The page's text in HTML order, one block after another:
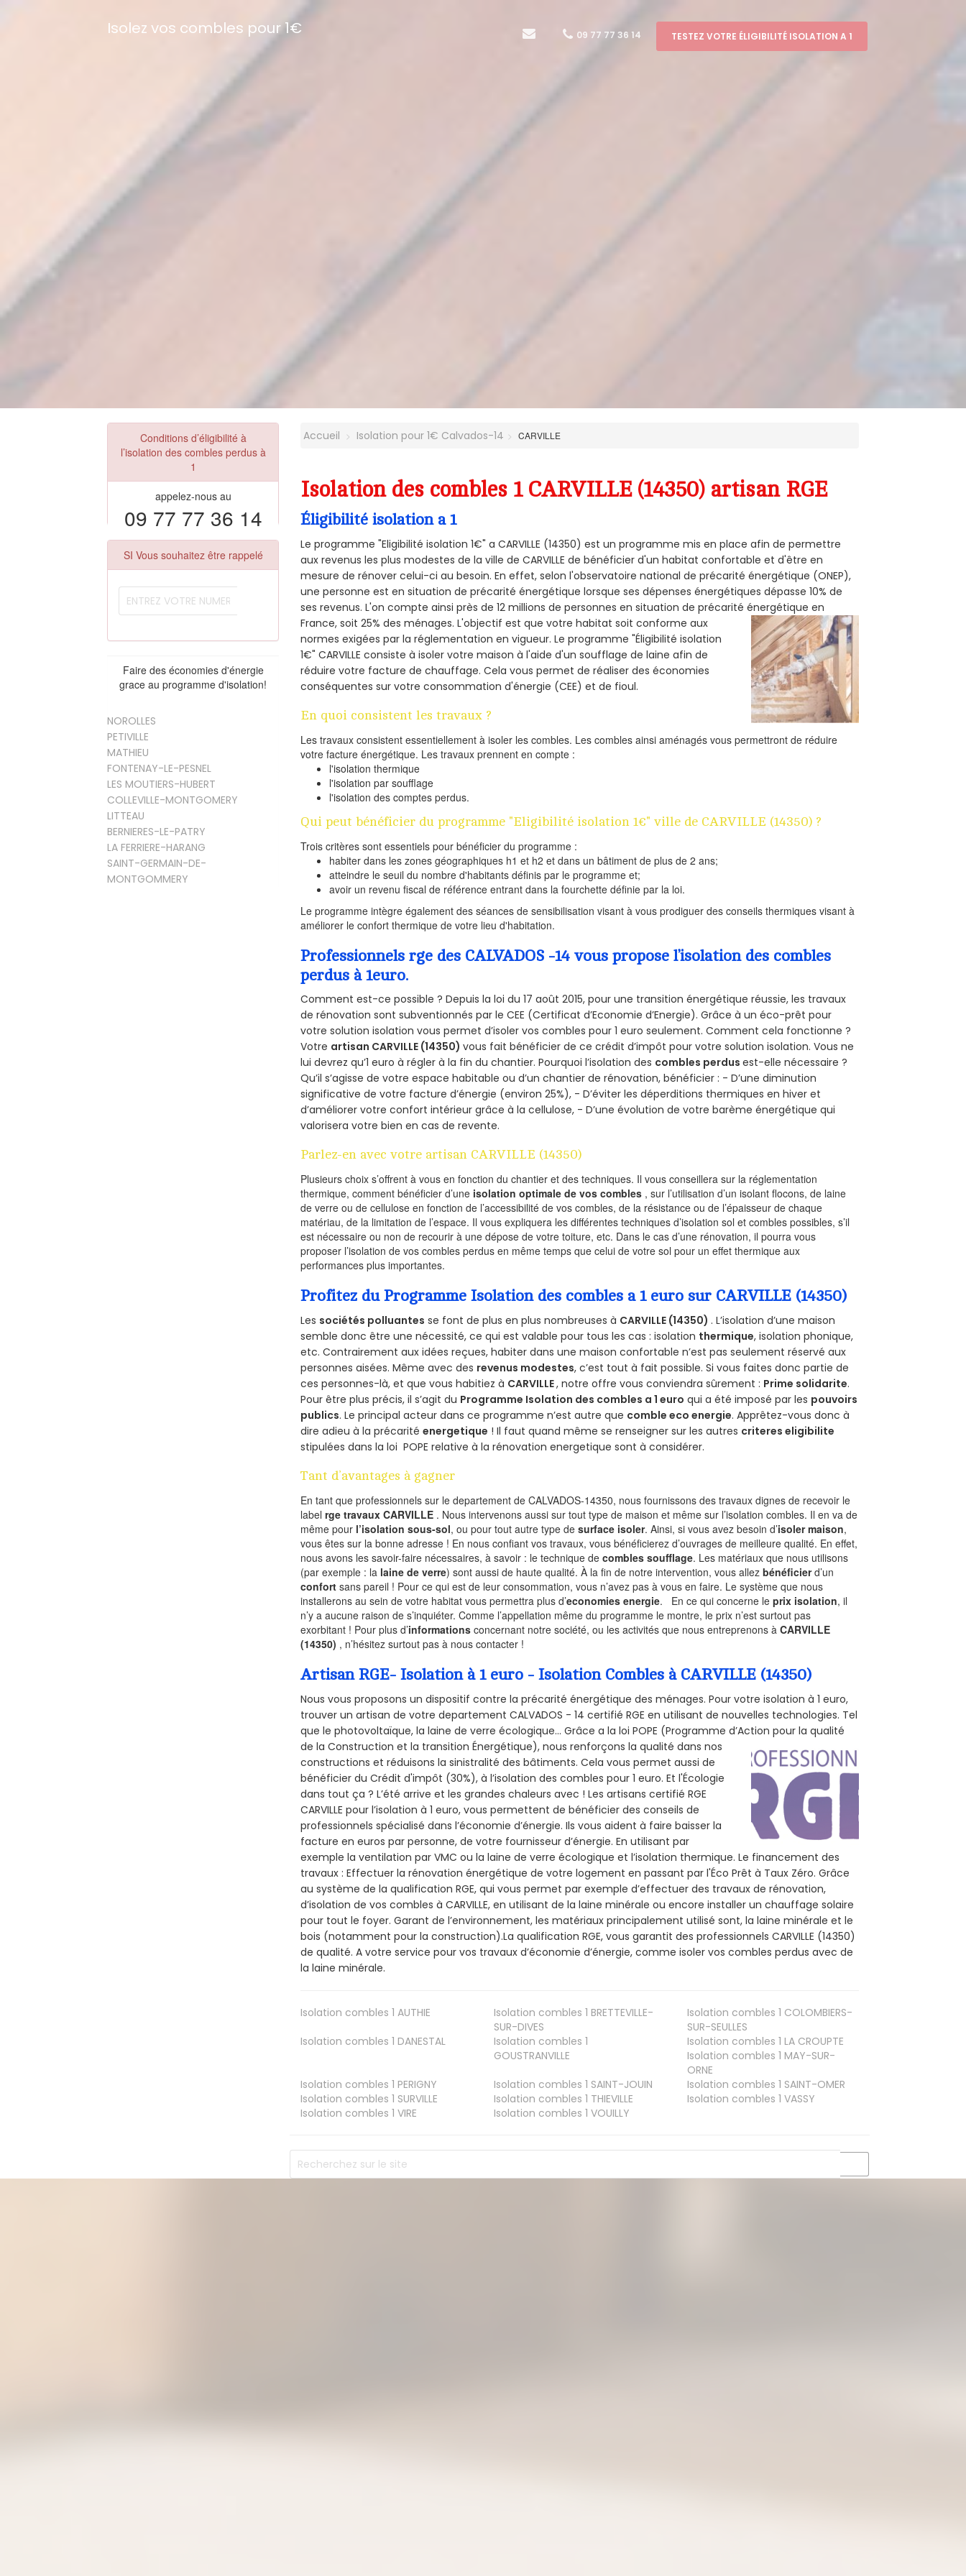
Isolez vos combles pour 1€ 09 77 77 36 14 TESTEZ VOTRE ÉLIGIBILITÉ ISOLATION A 1
Conditions d’éligibilité à
l’isolation des combles perdus à
1
appelez-nous au
09 77 77 36 14
SI Vous souhaitez être rappelé
Faire des économies d'énergie
grace au programme d'isolation!
NOROLLES
PETIVILLE
MATHIEU
FONTENAY-LE-PESNEL
LES MOUTIERS-HUBERT
COLLEVILLE-MONTGOMERY
LITTEAU
BERNIERES-LE-PATRY
LA FERRIERE-HARANG
SAINT-GERMAIN-DE-
MONTGOMMERY
Accueil Isolation pour 1€ Calvados-14 CARVILLE
Isolation des combles 1 CARVILLE (14350) artisan RGE
Éligibilité isolation a 1
Le programme "Eligibilité isolation 1€" a CARVILLE (14350) est un programme mis en place afin de permettre
aux revenus les plus modestes de la ville de CARVILLE de bénéficier d'un habitat confortable et d'être en
mesure de rénover celui-ci au besoin. En effet, selon l'observatoire national de précarité énergétique (ONEP),
une personne est en situation de précarité énergétique lorsque ses dépenses énergétiques dépasse 10% de
ses revenus. L'on compte ainsi près de 12 millions de personnes en situation de précarité énergétique en
France, soit 25% des ménages.L'objectif est que votre habitat soit conforme aux
normes exigées par la réglementation en vigueur. Le programme "Éligibilité isolation
1€" CARVILLE consiste à isoler votre maison à l'aide d'un soufflage de laine afin de
réduire votre facture de chauffage. Cela vous permet de réaliser des économies
conséquentes sur votre consommation d'énergie (CEE) et de fioul.
En quoi consistent les travaux ?
Les travaux consistent essentiellement à isoler les combles. Les combles ainsi aménagés vous permettront de réduire
votre facture énergétique. Les travaux prennent en compte :
l'isolation thermique
l'isolation par soufflage
l'isolation des comptes perdus.
Qui peut bénéficier du programme "Eligibilité isolation 1€" ville de CARVILLE (14350) ?
Trois critères sont essentiels pour bénéficier du programme :
habiter dans les zones géographiques h1 et h2 et dans un bâtiment de plus de 2 ans;
atteindre le seuil du nombre d'habitants définis par le programme et;
avoir un revenu fiscal de référence entrant dans la fourchette définie par la loi.
Le programme intègre également des séances de sensibilisation visant à vous prodiguer des conseils thermiques visant à
améliorer le confort thermique de votre lieu d'habitation.
Professionnels rge des CALVADOS -14 vous propose l’isolation des combles
perdus à 1euro.
Comment est-ce possible ? Depuis la loi du 17 août 2015, pour une transition énergétique réussie, les travaux
de rénovation sont subventionnés par le CEE (Certificat d’Economie d’Energie). Grâce à un éco-prêt pour
votre solution isolation vous permet d’isoler vos combles pour 1 euro seulement. Comment cela fonctionne ?
Votre artisan CARVILLE (14350)vous fait bénéficier de ce crédit d’impôt pour votre solution isolation. Vous ne
lui devrez qu’1 euro à régler à la fin du chantier. Pourquoi l’isolation des combles perdusest-elle nécessaire ?
Qu’il s’agisse de votre espace habitable ou d’un chantier de rénovation, bénéficier : - D’une diminution
significative de votre facture d’énergie (environ 25%), - D’éviter les déperditions thermiques en hiver et
d’améliorer votre confort intérieur grâce à la cellulose, - D’une évolution de votre barème énergétique qui
valorisera votre bien en cas de revente.
Parlez-en avec votre artisan CARVILLE (14350)
Plusieurs choix s’offrent à vous en fonction du chantier et des techniques. Il vous conseillera sur la réglementation
thermique, comment bénéficier d’une isolation optimale de vos combles , sur l’utilisation d’un isolant flocons, de laine
de verre ou de cellulose en fonction de l’accessibilité de vos combles, de la résistance ou de l’épaisseur de chaque
matériau, de la limitation de l’espace. Il vous expliquera les différentes techniques d’isolation sol et combles possibles, s’il
est nécessaire ou non de recourir à une dépose de votre toiture, etc. Dans le cas d’une rénovation, il pourra vous
proposer l’isolation de vos combles perdus en même temps que celui de votre sol pour un effet thermique aux
performances plus importantes.
Profitez du Programme Isolation des combles a 1 euro sur CARVILLE (14350)
Les sociétés polluantes se font de plus en plus nombreuses à CARVILLE (14350) . L’isolation d’une maison
semble donc être une nécessité, ce qui est valable pour tous les cas : isolation thermique, isolation phonique,
etc. Contrairement aux idées reçues, habiter dans une maison confortable n’est pas seulement réservé aux
personnes aisées. Même avec des revenus modestes, c’est tout à fait possible. Si vous faites donc partie de
ces personnes-là, et que vous habitiez à CARVILLE, notre offre vous conviendra sûrement : Prime solidarite.
Pour être plus précis, il s’agit du Programme Isolation des combles a 1 euro qui a été imposé par les pouvoirs
publics. Le principal acteur dans ce programme n’est autre que comble eco energie. Apprêtez-vous donc à
dire adieu à la précaritéenergetique ! Il faut quand même se renseigner sur les autres criteres eligibilite
stipulées dans la loi POPE relative à la rénovation energetique sont à considérer.
Tant d’avantages à gagner
En tant que professionnels sur le departement de CALVADOS-14350, nous fournissons des travaux dignes de recevoir le
labelrge travaux CARVILLE . Nous intervenons aussi sur tout type de maison et même sur l’isolation combles. Il en va de
même pour l’isolation sous-sol, ou pour tout autre type desurface isoler. Ainsi, si vous avez besoin d’isoler maison,
vous êtes sur la bonne adresse ! En nous confiant vos travaux, vous bénéficierez d’ouvrages de meilleure qualité. En effet,
nous avons les savoir-faire nécessaires, à savoir : le technique decombles soufflage. Les matériaux que nous utilisons
(par exemple : la laine de verre) sont aussi de haute qualité. À la fin de notre intervention, vous allezbénéficierd’un
confort sans pareil ! Pour ce qui est de leur consommation, vous n’avez pas à vous en faire. Le système que nous
installerons au sein de votre habitat vous permettra plus d’economies energie. En ce qui concerne leprix isolation, il
n’y a aucune raison de s’inquiéter. Comme l’appellation même du programme le montre, le prix n’est surtout pas
exorbitant ! Pour plus d’informations concernant notre société, ou les activités que nous entreprenons àCARVILLE
(14350) , n’hésitez surtout pas à nous contacter !
Artisan RGE- Isolation à 1 euro - Isolation Combles à CARVILLE (14350)
Nous vous proposons un dispositif contre la précarité énergétique des ménages. Pour votre isolation à 1 euro,
trouver un artisan de votre departement CALVADOS - 14 certifié RGE en utilisant de nouvelles technologies. Tel
que le photovoltaïque, la laine de verre écologique... Grâce a la loi POPE (Programme d’Action pour la qualité
de la Construction et la transition Énergétique), nous renforçons la qualité dans nos
constructions et réduisons la sinistralité des bâtiments. Cela vous permet aussi de
bénéficier du Crédit d'impôt (30%), à l’isolation des combles pour 1 euro. Et l'Écologie
dans tout ça ? L’été arrive et les grandes chaleurs avec ! Les artisans certifié RGE
CARVILLE pour l’isolation à 1 euro, vous permettent de bénéficier des conseils de
professionnels spécialisé dans l’économie d’énergie. Ils vous aident à faire baisser la
facture en euros par personne, de votre fournisseur d’énergie. En utilisant par
exemple la ventilation par VMC ou la laine de verre écologique et l’isolation thermique. Le financement des
travaux : Effectuer la rénovation énergétique de votre logement en passant par l'Éco Prêt à Taux Zéro. Grâce
au système de la qualification RGE, qui vous permet par exemple d’effectuer des travaux de rénovation,
d’isolation de vos combles à CARVILLE, en utilisant de la laine minérale ou encore installer un chauffage solaire
pour tout le foyer. Garant de l’environnement, les matériaux principalement utilisé sont, la laine minérale et le
bois (notamment pour la construction).La qualification RGE, vous garantit des professionnels CARVILLE (14350)
de qualité. A votre service pour vos travaux d’économie d’énergie, comme isoler vos combles perdus avec de
la laine minérale.
Isolation combles 1 AUTHIE Isolation combles 1 BRETTEVILLE-
SUR-DIVES
Isolation combles 1 COLOMBIERS-
SUR-SEULLES
Isolation combles 1 DANESTAL
Isolation combles 1
GOUSTRANVILLE
Isolation combles 1 LA CROUPTE
Isolation combles 1 MAY-SUR-
ORNE
Isolation combles 1 PERIGNY Isolation combles 1 SAINT-JOUIN Isolation combles 1 SAINT-OMER
Isolation combles 1 SURVILLE Isolation combles 1 THIEVILLE Isolation combles 1 VASSY
Isolation combles 1 VIRE Isolation combles 1 VOUILLY